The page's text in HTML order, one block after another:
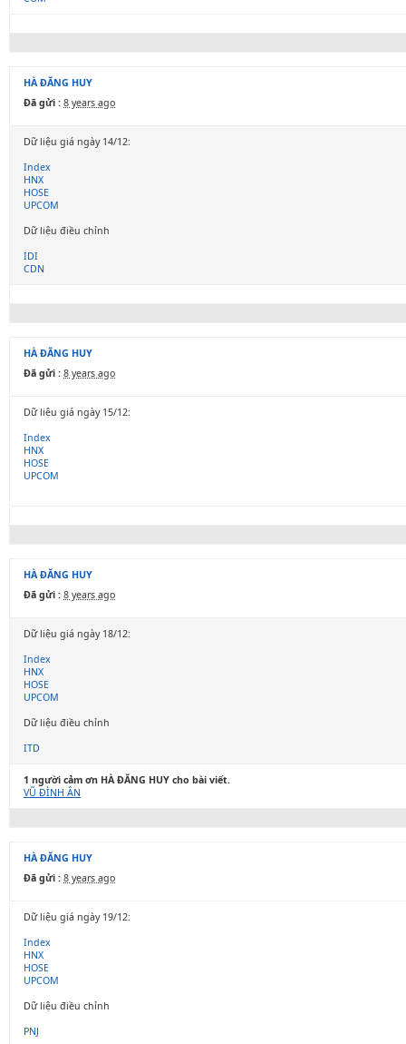
HÀ ĐĂNG HUY
Đã gửi : 8 years ago
Dữ liệu giá ngày 14/12:
Index
HNX
HOSE
UPCOM
Dữ liệu điều chỉnh
IDI
CDN
HÀ ĐĂNG HUY
Đã gửi : 8 years ago
Dữ liệu giá ngày 15/12:
Index
HNX
HOSE
UPCOM
HÀ ĐĂNG HUY
Đã gửi : 8 years ago
Dữ liệu giá ngày 18/12:
Index
HNX
HOSE
UPCOM
Dữ liệu điều chỉnh
ITD
1 người cảm ơn HÀ ĐĂNG HUY cho bài viết.
VŨ ĐÌNH ÂN
HÀ ĐĂNG HUY
Đã gửi : 8 years ago
Dữ liệu giá ngày 19/12:
Index
HNX
HOSE
UPCOM
Dữ liệu điều chỉnh
PNJ